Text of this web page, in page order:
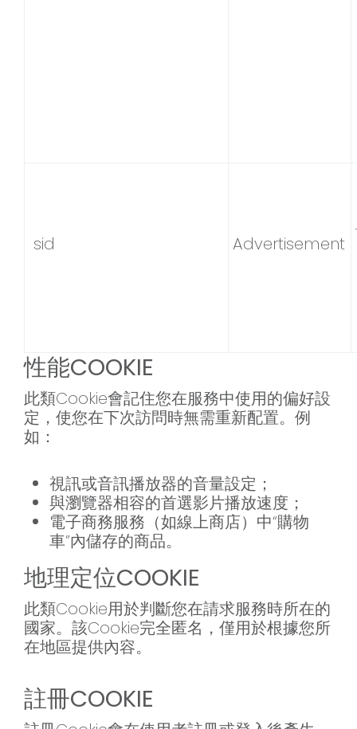
sid Advertisement
性能COOKIE
此類Cookie會記住您在服務中使用的偏好設
定，使您在下次訪問時無需重新配置。例
如：
視訊或音訊播放器的音量設定；
與瀏覽器相容的首選影片播放速度；
電子商務服務（如線上商店）中“購物
車”內儲存的商品。
地理定位COOKIE
此類Cookie用於判斷您在請求服務時所在的
國家。該Cookie完全匿名，僅用於根據您所
在地區提供內容。
註冊COOKIE